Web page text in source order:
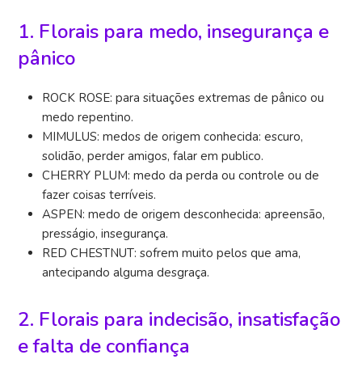
1. Florais para medo, insegurança e
pânico
ROCK ROSE: para situações extremas de pânico ou
medo repentino.
MIMULUS: medos de origem conhecida: escuro,
solidão, perder amigos, falar em publico.
CHERRY PLUM: medo da perda ou controle ou de
fazer coisas terríveis.
ASPEN: medo de origem desconhecida: apreensão,
presságio, insegurança.
RED CHESTNUT: sofrem muito pelos que ama,
antecipando alguma desgraça.
2. Florais para indecisão, insatisfação
e falta de confiança